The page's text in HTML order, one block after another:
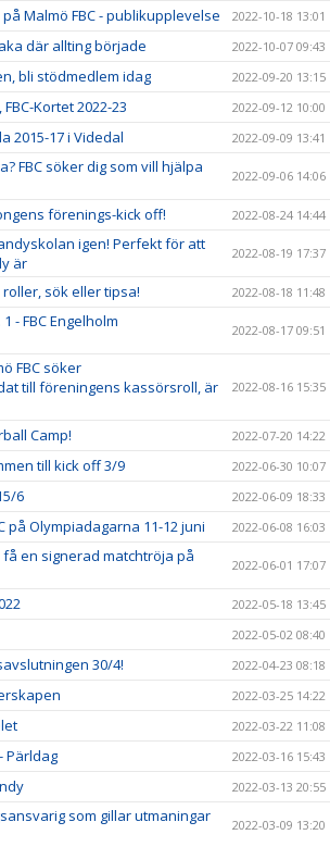
Malmö FBC - publikupplevelse 2022-10-18 13:01
där allting började 2022-10-07 09:43
bli stödmedlem idag 2022-09-20 13:15
Kortet 2022-23 2022-09-12 10:00
2015-17 i Videdal 2022-09-09 13:41
FBC söker dig som vill hjälpa
2022-09-06 14:06
förenings-kick off! 2022-08-24 14:44
igen! Perfekt för att
är
2022-08-19 17:37
sök eller tipsa! 2022-08-18 11:48
- FBC Engelholm
2022-08-17 09:51
FBC söker
till föreningens kassörsroll, är
2022-08-16 15:35
Camp! 2022-07-20 14:22
till kick off 3/9 2022-06-30 10:07
6 2022-06-09 18:33
på Olympiadagarna 11-12 juni 2022-06-08 16:03
en signerad matchtröja på
2022-06-01 17:07
2022-05-18 13:45
2022-05-02 08:40
30/4! 2022-04-23 08:18
2022-03-25 14:22
2022-03-22 11:08
Pärldag 2022-03-16 15:43
2022-03-13 20:55
som gillar utmaningar
2022-03-09 13:20